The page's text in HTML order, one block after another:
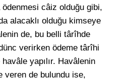
câiz olduğu gibi,
alacaklı olduğu kimseye
de, bu belli târîhde
verirken ödeme târîhi
yapılır. Havâlenin
veren de bulundu ise,